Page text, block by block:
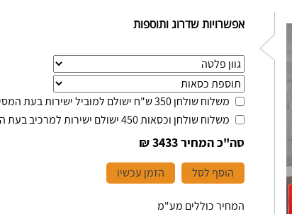
אפשרויות שדרוג ותוספות
משלוח שולחן 350 ש"ח ישולם למוביל ישירות בעת המסירה
משלוח שולחן וכסאות 450 ישולם ישירות למרכיב בעת המסירה
סה"כ המחיר3433 ₪
הוסף לסל הזמן עכשיו
המחיר כוללים מע"מ